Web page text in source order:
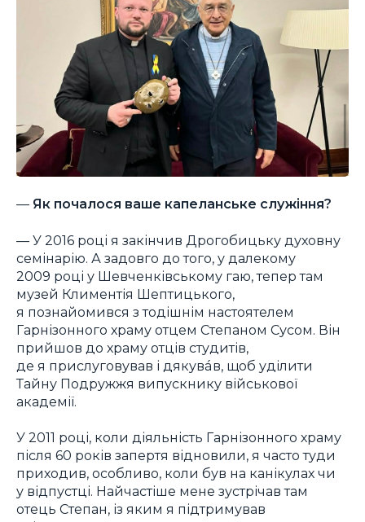
— Як почалося ваше капеланське служіння?
— У 2016 році я закінчив Дрогобицьку духовну
семінарію. А задовго до того, у далекому
2009 році у Шевченківському гаю, тепер там
музей Климентія Шептицького,
я познайомився з тодішнім настоятелем
Гарнізонного храму отцем Степаном Сусом. Він
прийшов до храму отців студитів,
де я прислуговував і дякувáв, щоб уділити
Тайну Подружжя випускнику військової
академії.
У 2011 році, коли діяльність Гарнізонного храму
після 60 років запертя відновили, я часто туди
приходив, особливо, коли був на канікулах чи
у відпустці. Найчастіше мене зустрічав там
отець Степан, із яким я підтримував